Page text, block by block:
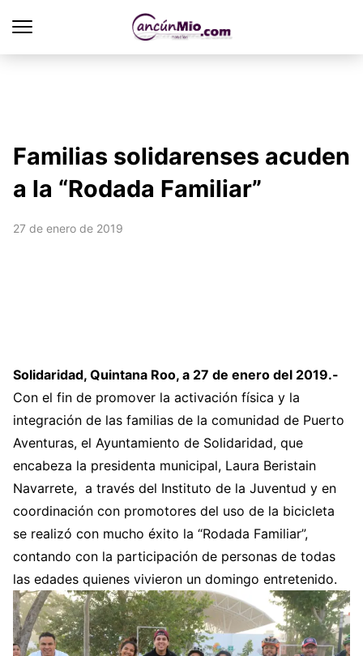
Familias solidarenses acuden
a la “Rodada Familiar”
27 de enero de 2019
Solidaridad, Quintana Roo, a 27 de enero del 2019.-
Con el fin de promover la activación física y la
integración de las familias de la comunidad de Puerto
Aventuras, el Ayuntamiento de Solidaridad, que
encabeza la presidenta municipal, Laura Beristain
Navarrete, a través del Instituto de la Juventud y en
coordinación con promotores del uso de la bicicleta
se realizó con mucho éxito la “Rodada Familiar”,
contando con la participación de personas de todas
las edades quienes vivieron un domingo entretenido.